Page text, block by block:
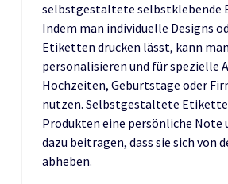
selbstgestaltete selbstklebende
Indem man individuelle Designs
Etiketten drucken lässt, kann
personalisieren und für spezielle
Hochzeiten, Geburtstage oder
nutzen. Selbstgestaltete
Produkten eine persönliche Note
dazu beitragen, dass sie sich von
abheben.